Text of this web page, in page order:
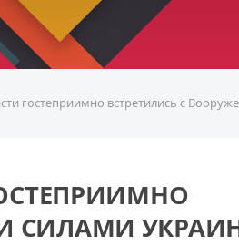
гостеприимно встретились с
СИЛАМИ